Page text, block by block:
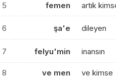
5 femen artık
6 şa'e dileyen
7 felyu'min inansın
8 ve men ve kimse